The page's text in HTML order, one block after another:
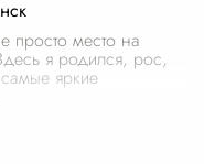
место на
я родился, рос,
яркие